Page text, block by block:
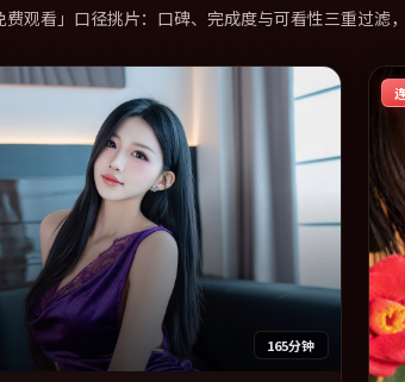
观看」口径挑片：口碑、完成度与可看性三重过滤
165分钟